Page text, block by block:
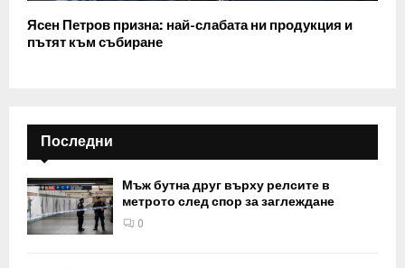
Ясен Петров призна: най-слабата ни продукция и
пътят към събиране
Последни
Мъж бутна друг върху релсите в
метрото след спор за заглеждане
0